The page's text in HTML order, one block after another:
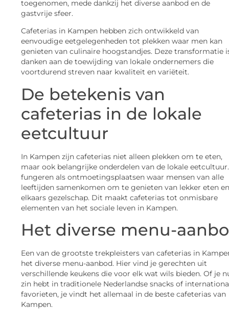
toegenomen, mede dankzij het diverse aanbod en de
gastvrije sfeer.
Cafeterias in Kampen hebben zich ontwikkeld van
eenvoudige eetgelegenheden tot plekken waar men kan
genieten van culinaire hoogstandjes. Deze transformatie
danken aan de toewijding van lokale ondernemers die
voortdurend streven naar kwaliteit en variëteit.
De betekenis van
cafeterias in de lokale
eetcultuur
In Kampen zijn cafeterias niet alleen plekken om te eten,
maar ook belangrijke onderdelen van de lokale
fungeren als ontmoetingsplaatsen waar mensen van alle
leeftijden samenkomen om te genieten van lekker eten en
elkaars gezelschap. Dit maakt cafeterias tot onmisbare
elementen van het sociale leven in Kampen.
Het diverse menu-
Een van de grootste trekpleisters van cafeterias in
het diverse menu-aanbod. Hier vind je gerechten uit
verschillende keukens die voor elk wat wils bieden. Of je
zin hebt in traditionele Nederlandse snacks of
favorieten, je vindt het allemaal in de beste cafeterias van
Kampen.